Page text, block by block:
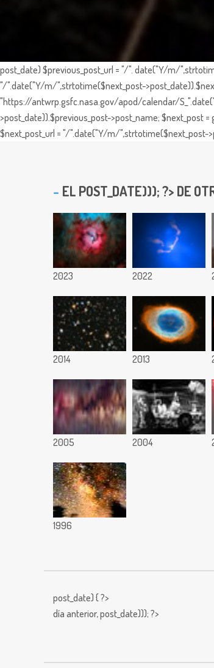
post_date) $previous_post_url = "/". date("Y/m/
"/".date("Y/m/",strtotime($next_post-
"https://antwrp.gsfc.nasa.gov/apod/calendar/
>post_date)).$previous_post->post_name; $next_post
$next_post_url = "/".date("Y/m/",strtotime($next_post-
EL POST_DATE))); ?> DE
2023 2022
2014 2013
2005 2004
1996
post_date) { ?>
día anterior,post_date))); ?>